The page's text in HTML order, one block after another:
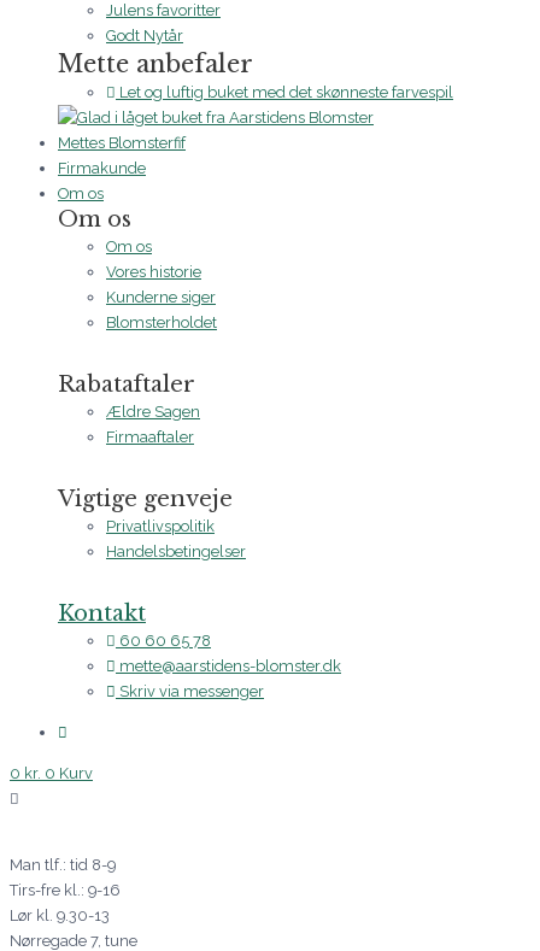
Julens favoritter
Godt Nytår
Mette anbefaler
Let og luftig buket med det skønneste farvespil
Mettes Blomsterfif
Firmakunde
Om os
Om os
Om os
Vores historie
Kunderne siger
Blomsterholdet
Rabataftaler
Ældre Sagen
Firmaaftaler
Vigtige genveje
Privatlivspolitik
Handelsbetingelser
Kontakt
60 60 65 78
mette@aarstidens-blomster.dk
Skriv via messenger
0 kr. 0 Kurv
Man tlf.: tid 8-9
Tirs-fre kl.: 9-16
Lør kl. 9.30-13
Nørregade 7, tune